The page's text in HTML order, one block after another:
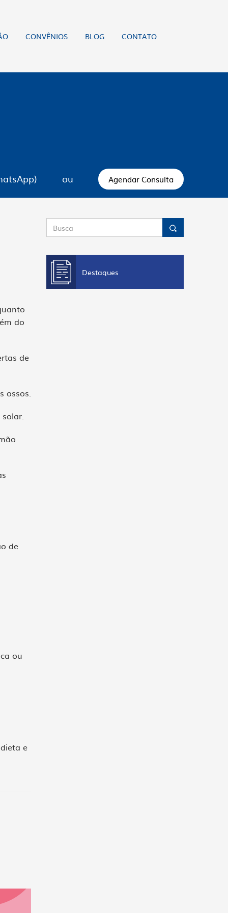
CONVÊNIOS BLOG CONTATO
ou Agendar Consulta
do
de
ossos.
de
ou
e
Destaques